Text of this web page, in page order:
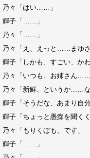
乃々「はい……」
輝子「……」
乃々「……」
乃々「え、えっと……まゆ
輝子「しかも、すごい、か
乃々「いつも、お姉さん……
乃々「新鮮、というか……な
輝子「そうだな、あまり自
輝子「ちょっと愚痴を聞くく
乃々「もりくぼも、です」
輝子「……」